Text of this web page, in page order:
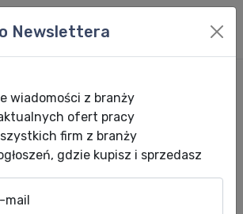
Newslettera
wiadomości z branży
ofert pracy
firm z branży
gdzie kupisz i sprzedasz
mail